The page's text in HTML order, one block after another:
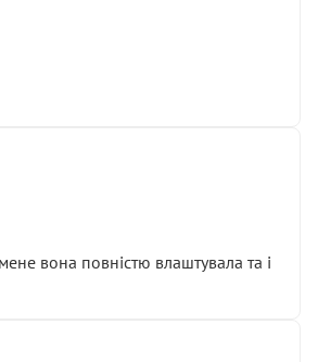
вона повністю влаштувала та і